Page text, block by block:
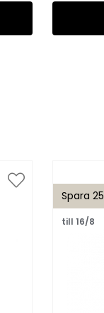
Spara
till 16/8